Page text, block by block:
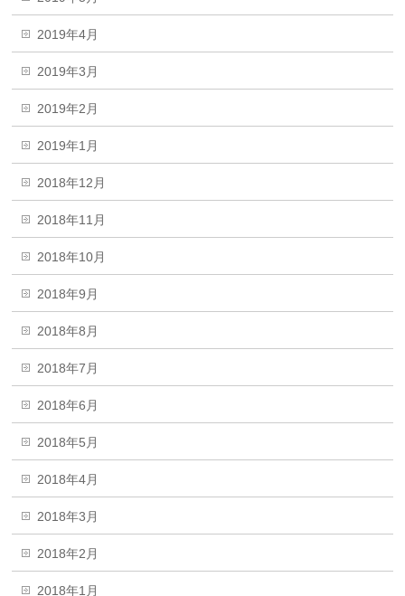
2019年4月
2019年3月
2019年2月
2019年1月
2018年12月
2018年11月
2018年10月
2018年9月
2018年8月
2018年7月
2018年6月
2018年5月
2018年4月
2018年3月
2018年2月
2018年1月